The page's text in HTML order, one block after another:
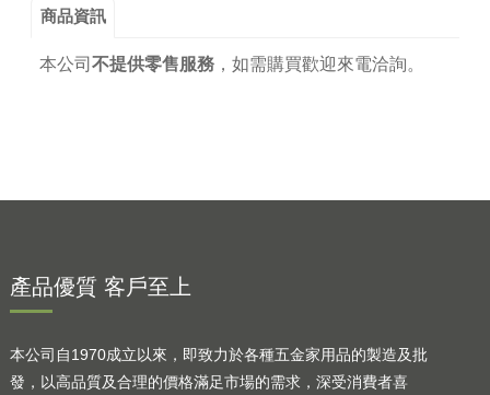
商品資訊
本公司 不提供零售服務， 如需購買歡迎來電洽詢。
產品優質 客戶至上
本公司自1970成立以來，即致力於各種五金家用品的製造及批
發，以高品質及合理的價格滿足市場的需求，深受消費者喜